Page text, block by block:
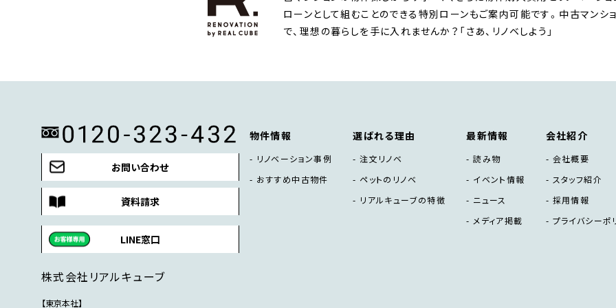
ローンとして組むことのできる特別ローンもご案内可能です。中古マンシ
で、理想の暮らしを手に入れませんか？「さあ、リノベしよう」
お問い合わせ
資料請求
LINE窓口
株式会社リアルキューブ
【東京本社】
物件情報
リノベーション事例
おすすめ中古物件
選ばれる理由
注文リノベ
ペットのリノベ
リアルキューブの特徴
最新情報
読み物
イベント情報
ニュース
メディア掲載
会社紹介
会社概要
スタッフ紹介
採用情報
プライバシーポ